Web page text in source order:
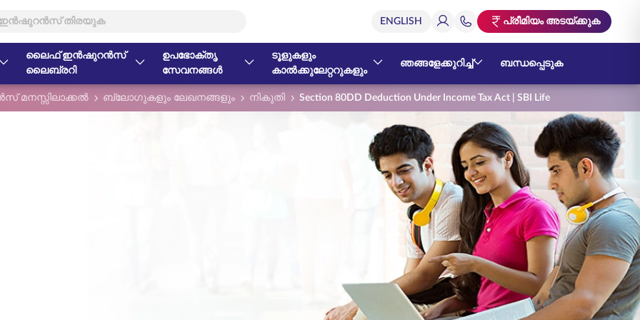
പ്രീമിയം അടയ്ക്കുക
ലൈഫ് ഇൻഷുറൻസ്
ലൈബ്രറി
ഉപഭോക്തൃ
സേവനങ്ങൾ
ടൂളുകളും
കാൽക്കുലേറ്ററുകളും
ഞങ്ങളേക്കുറിച്ച് ബന്ധപ്പെടുക
ബ്ലോഗുകളും ലേഖനങ്ങളും നികുതി Section 80DD Deduction Under Income Tax Act | SBI Life